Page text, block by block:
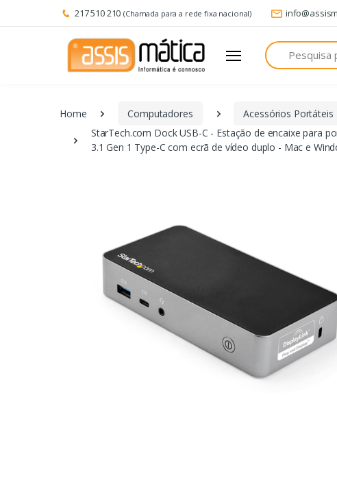
217 510 210 (Chamada para a rede fixa nacional)
Pesquisa
Home Computadores Acessórios Portáteis
StarTech.com Dock USB-C - Estação de encaixe para
3.1 Gen 1 Type-C com ecrã de vídeo duplo - Mac e